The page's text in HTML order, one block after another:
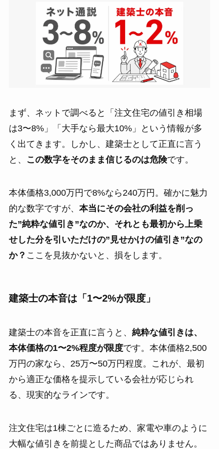
まず、ネットで調べると「注文住宅の値引き相場
は3〜8%」「大手なら最大10%」という情報が多
く出てきます。しかし、建築士として正直に言う
と、
この数字をそのまま信じるのは危険です。
本体価格3,000万円で8%なら240万円。確かに魅力
的な数字ですが、 本当にその会社の利益を削っ
た”純粋な値引き”なのか、それとも最初から上乗
せした分を引いただけの”見せかけの値引き”なの
か？ ここを見抜かないと、損をします。
建築士の本音は「1〜2%が限度」
建築士の本音を正直に言うと、 純粋な値引きは、
本体価格の1〜2%程度が限度です。本体価格2,500
万円の家なら、25万〜50万円程度。これが、最初
から適正な価格を提示している会社が応じられ
る、現実的なラインです。
注文住宅は1棟ごとに造るため、家電や車のように
大幅な値引きを前提とした商品ではありません。